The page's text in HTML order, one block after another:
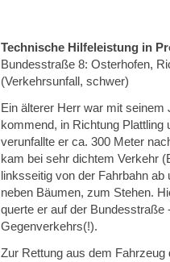
Technische Hilfeleistung in
Bundesstraße 8: Osterhofen,
(Verkehrsunfall, schwer)
Ein älterer Herr war mit
kommend, in Richtung Plattling
verunfallte er ca. 300 Meter
kam bei sehr dichtem Verkehr
linksseitig von der Fahrbahn
neben Bäumen, zum Stehen.
querte er auf der Bundesstraße
Gegenverkehrs(!).
Zur Rettung aus dem